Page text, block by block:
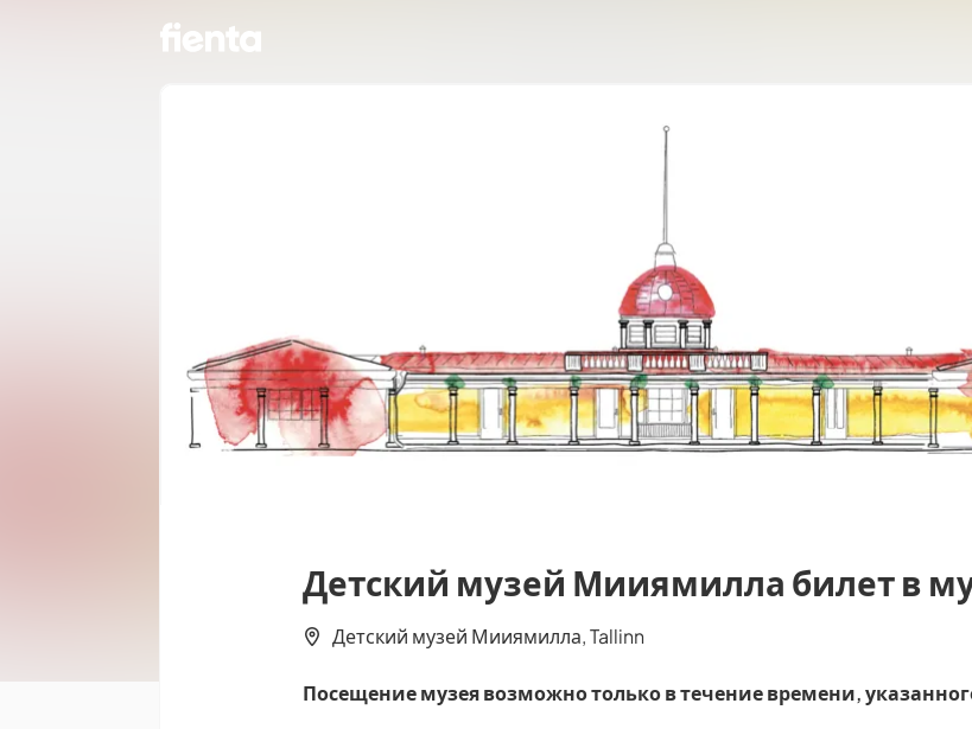
Детский музей Мииямилла билет в
Детский музей Мииямилла, Tallinn
Посещение музея возможно только в течение времени,